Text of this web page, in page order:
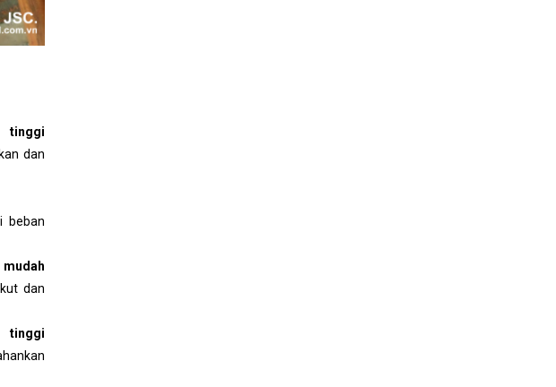
dan
beban
dan